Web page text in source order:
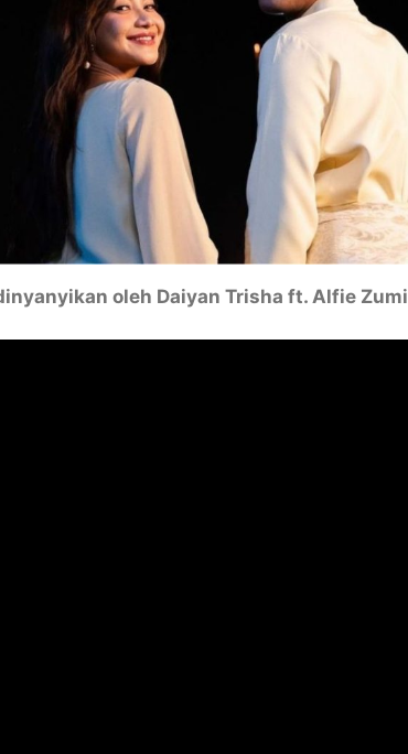
oleh Daiyan Trisha ft. Alfie Zumi